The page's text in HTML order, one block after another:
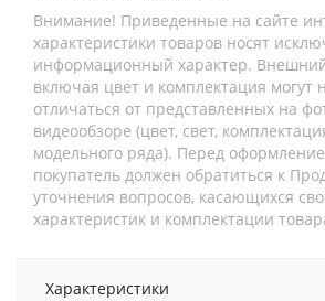
Внимание! Приведенные на сайте
характеристики товаров носят
информационный характер.
включая цвет и комплектация могут
отличаться от представленных на
видеообзоре (цвет, свет,
модельного ряда). Перед
покупатель должен обратиться к
уточнения вопросов, касающихся
характеристик и комплектации
Характеристики